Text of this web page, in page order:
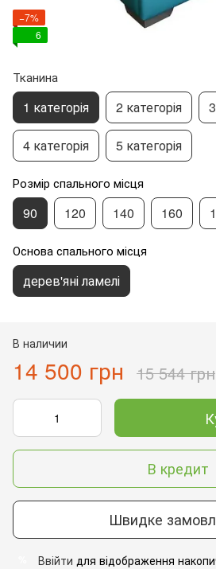
−7%
6
Тканина
1 категорія 2 категорія
4 категорія 5 категорія
Розмір спального місця
90 120 140 160
Основа спального місця
дерев'яні ламелі
В наличии
14 500 грн 15 544 грн
В кредит
Швидке
Ввійти для відображення